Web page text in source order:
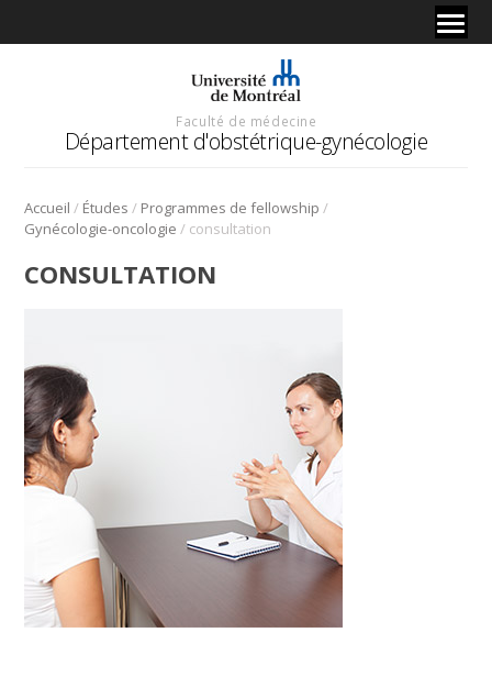
Faculté de médecine
Département d'obstétrique-gynécologie
Accueil / Études / Programmes de fellowship /
Gynécologie-oncologie / consultation
CONSULTATION